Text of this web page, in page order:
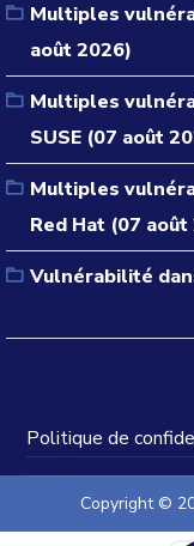
Multiples
août 2026)
Multiples
SUSE (07 août
Multiples
Red Hat (07 août
Vulnérabilité
Politique de
Copyright ©